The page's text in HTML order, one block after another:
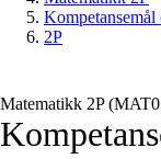
2P
Matematikk 2P